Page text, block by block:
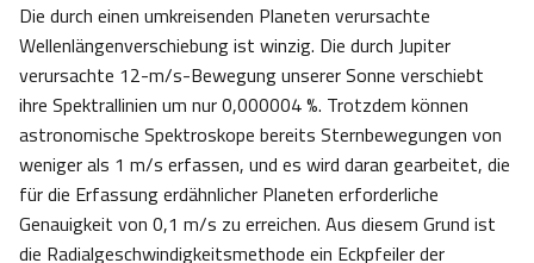
Die durch einen umkreisenden Planeten verursachte
Wellenlängenverschiebung ist winzig. Die durch Jupiter
verursachte 12-m/s-Bewegung unserer Sonne verschiebt
ihre Spektrallinien um nur 0,000004 %. Trotzdem können
astronomische Spektroskope bereits Sternbewegungen von
weniger als 1 m/s erfassen, und es wird daran gearbeitet, die
für die Erfassung erdähnlicher Planeten erforderliche
Genauigkeit von 0,1 m/s zu erreichen. Aus diesem Grund ist
die Radialgeschwindigkeitsmethode ein Eckpfeiler der